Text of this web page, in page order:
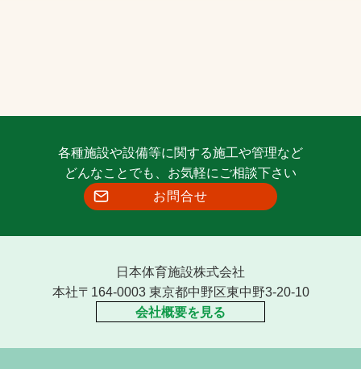
各種施設や設備等に関する施工や管理など
どんなことでも、お気軽にご相談下さい
お問合せ
日本体育施設株式会社
本社〒164-0003 東京都中野区東中野3-20-10
会社概要を見る